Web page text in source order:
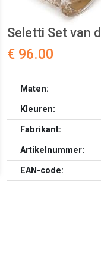
Seletti Set van
€ 96.00
Maten:
Kleuren:
Fabrikant:
Artikelnummer:
EAN-code: